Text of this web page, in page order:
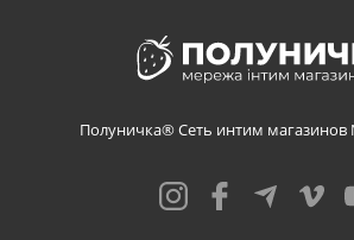
Полуничка® Сеть интим